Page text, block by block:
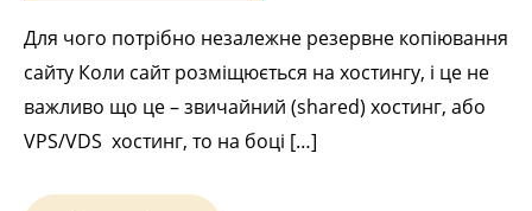
Для чого потрібно незалежне резервне копіювання
сайту Коли сайт розміщюється на хостингу, і це не
важливо що це – звичайний (shared) хостинг, або
VPS/VDS хостинг, то на боці […]